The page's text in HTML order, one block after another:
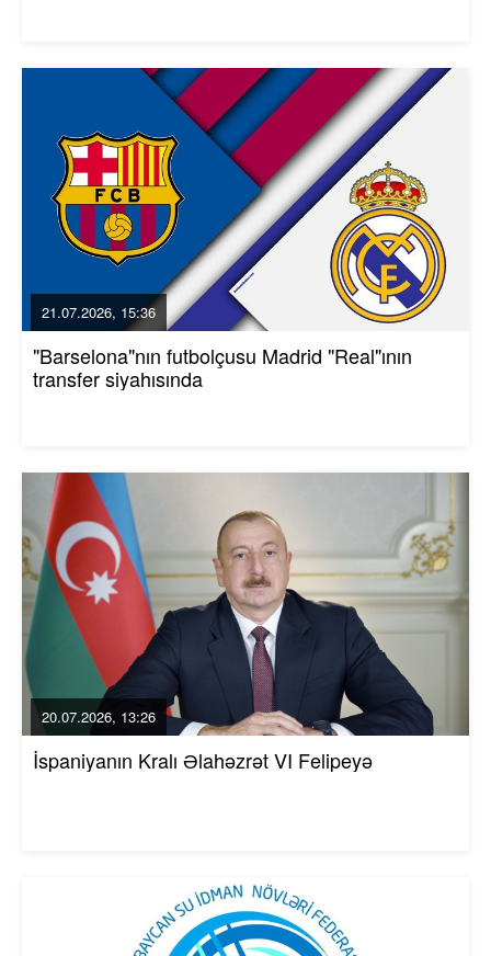
21.07.2026, 15:36
"Barselona"nın futbolçusu Madrid "Real"ının
transfer siyahısında
20.07.2026, 13:26
İspaniyanın Kralı Əlahəzrət VI Felipeyə